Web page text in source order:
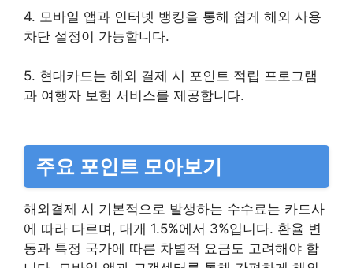
4. 모바일 앱과 인터넷 뱅킹을 통해 쉽게 해외 사용
차단 설정이 가능합니다.
5. 현대카드는 해외 결제 시 포인트 적립 프로그램
과 여행자 보험 서비스를 제공합니다.
주요 포인트 모아보기
해외결제 시 기본적으로 발생하는 수수료는 카드사
에 따라 다르며, 대개 1.5%에서 3%입니다. 환율 변
동과 특정 국가에 따른 차별적 요금도 고려해야 합